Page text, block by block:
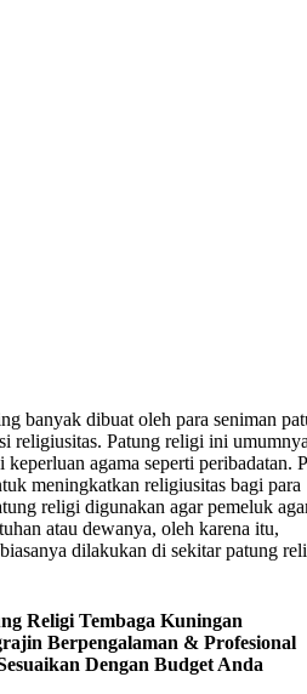
banyak dibuat oleh para seniman
religiusitas. Patung religi ini
agama seperti peribadatan.
meningkatkan religiusitas bagi para
religi digunakan agar pemeluk
atau dewanya, oleh karena itu,
dilakukan di sekitar patung
Religi Tembaga Kuningan
Berpengalaman & Profesional
Dengan Budget Anda